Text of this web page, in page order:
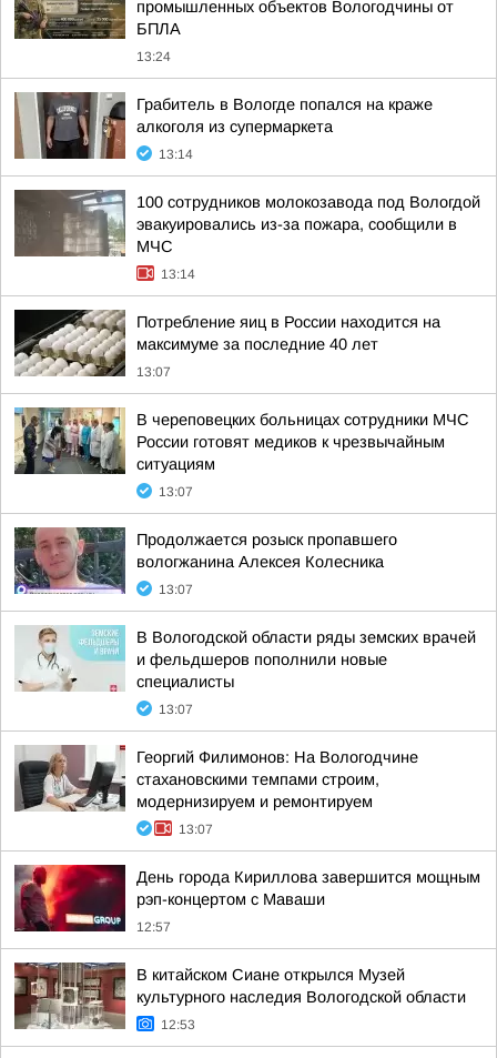
промышленных объектов Вологодчины от
БПЛА
13:24
Грабитель в Вологде попался на краже
алкоголя из супермаркета
13:14
100 сотрудников молокозавода под Вологдой
эвакуировались из-за пожара, сообщили в
МЧС
13:14
Потребление яиц в России находится на
максимуме за последние 40 лет
13:07
В череповецких больницах сотрудники МЧС
России готовят медиков к чрезвычайным
ситуациям
13:07
Продолжается розыск пропавшего
вологжанина Алексея Колесника
13:07
В Вологодской области ряды земских врачей
и фельдшеров пополнили новые
специалисты
13:07
Георгий Филимонов: На Вологодчине
стахановскими темпами строим,
модернизируем и ремонтируем
13:07
День города Кириллова завершится мощным
рэп-концертом с Маваши
12:57
В китайском Сиане открылся Музей
культурного наследия Вологодской области
12:53